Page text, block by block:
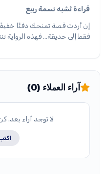
قراءة تُشبه نسمة ربيع
إن أردت قصة تمنحك دفئًا
فقط إلى حديقة… فهذه الرواية
آراء العملاء (0)
لا توجد آراء بعد.